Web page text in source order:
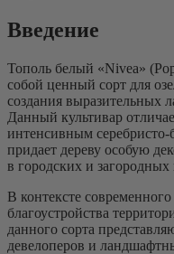
Введение
Тополь белый «Nivea»
собой ценный сорт для
создания выразительных
Данный культивар
интенсивным
придает дереву особую
в городских и
В контексте
благоустройства
данного сорта
девелоперов и